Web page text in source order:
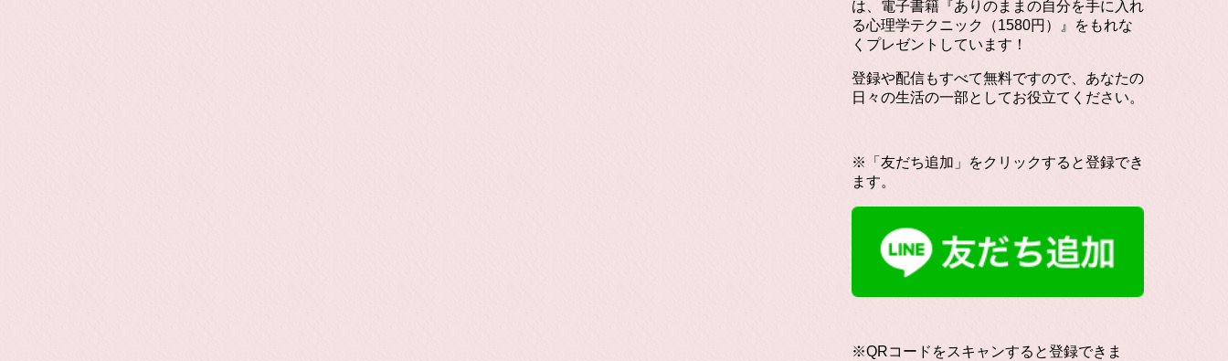
は、電子書籍『ありのままの自分を手に入れ
る心理学テクニック（1580円）』をもれな
くプレゼントしています！
登録や配信もすべて無料ですので、あなたの
日々の生活の一部としてお役立てください。
※「友だち追加」をクリックすると登録でき
ます。
※QRコードをスキャンすると登録できま